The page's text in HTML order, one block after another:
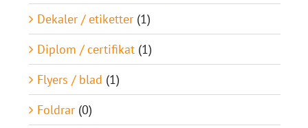
Dekaler / etiketter (1)
Diplom / certifikat (1)
Flyers / blad (1)
Foldrar (0)